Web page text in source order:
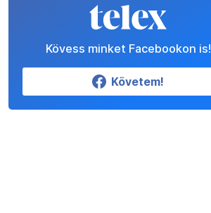
Kövess minket Facebookon is!
Követem!